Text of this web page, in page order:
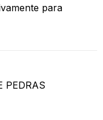
para
PEDRAS